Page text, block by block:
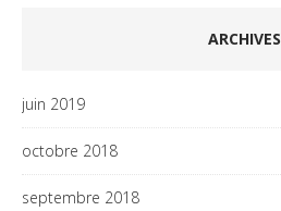
ARCHIVES
juin 2019
octobre 2018
septembre 2018